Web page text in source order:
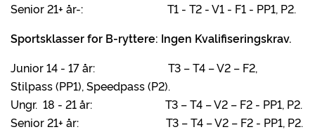
Senior 21+ år-: T1 - T2 - V1 - F1 - PP1, P2.
Sportsklasser for B-ryttere: Ingen Kvalifiseringskrav.
Junior 14 - 17 år: T3 – T4 – V2 – F2,
Stilpass (PP1), Speedpass (P2).
Ungr. 18 - 21 år: T3 – T4 – V2 – F2 - PP1, P2.
Senior 21+ år: T3 – T4 – V2 – F2 - PP1, P2.